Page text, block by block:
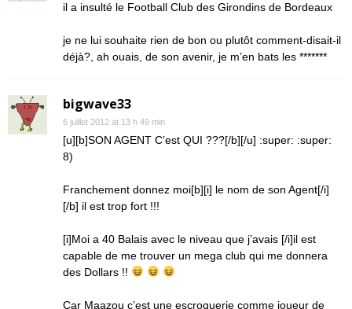
il a insulté le Football Club des Girondins de Bordeaux
je ne lui souhaite rien de bon ou plutôt comment-disait-il
déjà?, ah ouais, de son avenir, je m’en bats les *******
bigwave33
6 juillet 2012 at 13 h 49 min
[u][b]SON AGENT C’est QUI ???[/b][/u] :super: :super:
8)
Franchement donnez moi[b][i] le nom de son Agent[/i]
[/b] il est trop fort !!!
[i]Moi a 40 Balais avec le niveau que j’avais [/i]il est
capable de me trouver un mega club qui me donnera
des Dollars !!
Car Maazou c’est une escroquerie comme joueur de